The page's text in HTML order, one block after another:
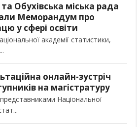
Обухівська міська рада
Меморандум про
у сфері освіти
академії статистики,
онлайн-зустріч
на магістратуру
Національної